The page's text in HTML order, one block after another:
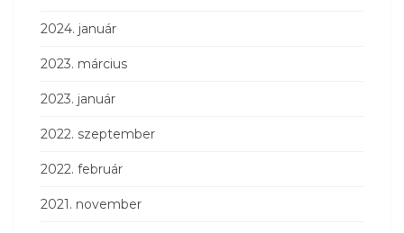
2024. január
2023. március
2023. január
2022. szeptember
2022. február
2021. november